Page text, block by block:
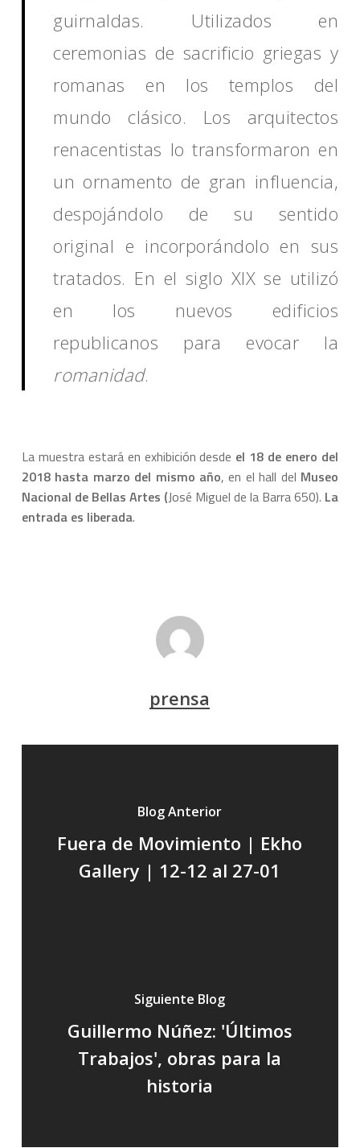
guirnaldas. Utilizados en
ceremonias de sacrificio griegas y
romanas en los templos del
mundo clásico. Los arquitectos
renacentistas lo transformaron en
un ornamento de gran influencia,
despojándolo de su sentido
original e incorporándolo en sus
tratados. En el siglo XIX se utilizó
en los nuevos edificios
republicanos para evocar la
romanidad.
La muestra estará en exhibición desde el 18 de enero del
2018 hasta marzo del mismo año, en el hall del Museo
Nacional de Bellas Artes (José Miguel de la Barra 650). La
entrada es liberada.
prensa
Blog Anterior
Fuera de Movimiento | Ekho
Gallery | 12-12 al 27-01
Siguiente Blog
Guillermo Núñez: 'Últimos
Trabajos', obras para la
historia